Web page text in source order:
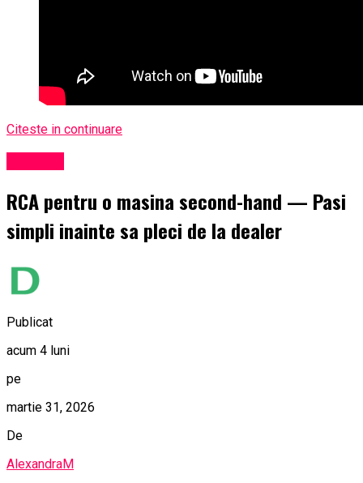
Citeste in continuare
RCA pentru o masina second-hand — Pasi
simpli inainte sa pleci de la dealer
Publicat
acum 4 luni
pe
martie 31, 2026
De
AlexandraM